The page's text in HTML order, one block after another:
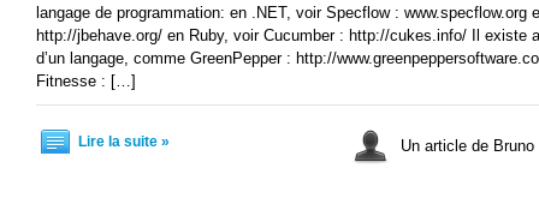
langage de programmation: en .NET, voir Specflow : www.specflow.org
http://jbehave.org/ en Ruby, voir Cucumber : http://cukes.info/ Il existe
d’un langage, comme GreenPepper : http://
Fitnesse : […]
Lire la suite » Un article de